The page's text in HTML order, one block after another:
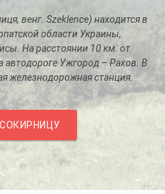
венг. Szeklence) находится в
области Украины,
На расстоянии 10 км. от
автодороге Ужгород – Рахов. В
железнодорожная станция.